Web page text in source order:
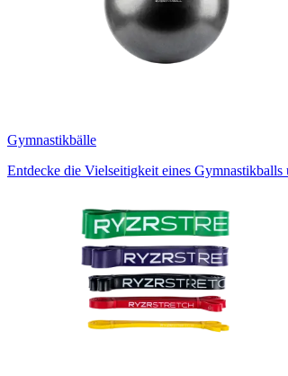
Gymnastikbälle
Entdecke die Vielseitigkeit eines